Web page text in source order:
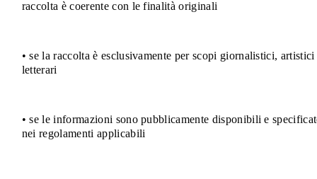
raccolta è coerente con le finalità originali
• se la raccolta è esclusivamente per scopi giornalistici, artistici
letterari
• se le informazioni sono pubblicamente disponibili e
nei regolamenti applicabili